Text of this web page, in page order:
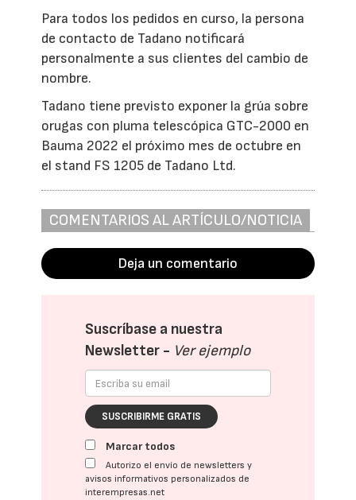
Para todos los pedidos en curso, la persona
de contacto de Tadano notificará
personalmente a sus clientes del cambio de
nombre.
Tadano tiene previsto exponer la grúa sobre
orugas con pluma telescópica GTC-2000 en
Bauma 2022 el próximo mes de octubre en
el stand FS 1205 de Tadano Ltd.
COMENTARIOS AL ARTÍCULO/NOTICIA
Deja un comentario
Suscríbase a nuestra
Newsletter - Ver ejemplo
SUSCRIBIRME GRATIS
Marcar todos
Autorizo el envío de newsletters y
avisos informativos personalizados de
interempresas.net